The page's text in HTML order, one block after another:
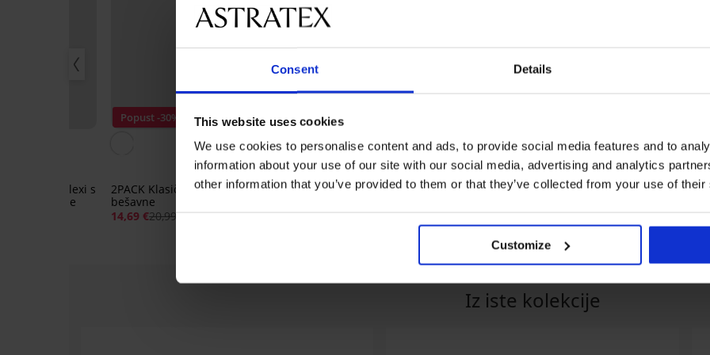
Consent Details
This website uses cookies
We use cookies to personalise content and ads, to provide social media features and to
information about your use of our site with our social media, advertising and analytics
other information that you’ve provided to them or that they’ve collected from your use of
Customize
gaćice Flexi s
bešavne
Popust -30%
2PACK Klasične gaćice Flexi I
bešavne
14,69 €20,99 €
Popust -30%
2PACK Tange Pure pamučne
10,49 €14,99 €
2PACK Klasične gaćice Flexi s
15,39 €21,99 €
2 PACK klasičnih
visoke
16,99 €
Iz iste kolekcije